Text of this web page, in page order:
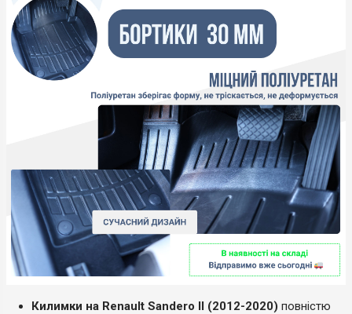
Килимки на Renault Sandero II (2012-2020) повністю